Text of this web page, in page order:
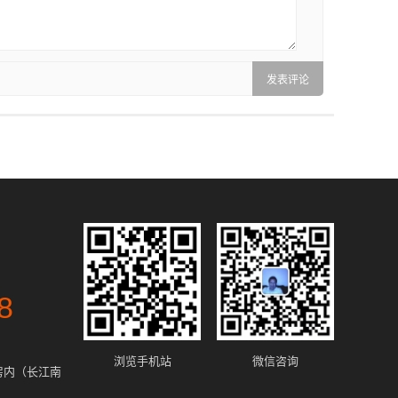
（长江南
浏览手机站 微信咨询